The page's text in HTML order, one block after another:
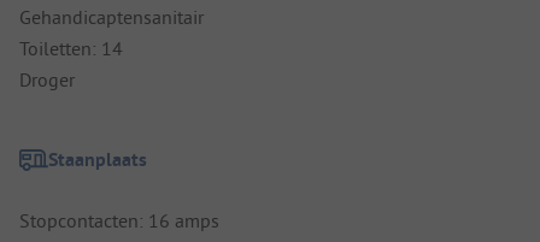
Gehandicaptensanitair
Toiletten: 14
Droger
Staanplaats
Stopcontacten: 16 amps